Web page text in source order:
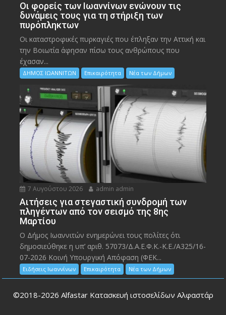
Οι φορείς των Ιωαννίνων ενώνουν τις
δυνάμεις τους για τη στήριξη των
πυρόπληκτων
Οι καταστροφικές πυρκαγιές που έπληξαν την Αττική και
την Bοιωτία άφησαν πίσω τους ανθρώπους που
έχασαν...
ΔΗΜΟΣ ΙΩΑΝΝΙΤΩΝ Επικαιρότητα Νέα των Δήμων
7 Αυγούστου 2026 admin admin
Αιτήσεις για στεγαστική συνδρομή των
πληγέντων από τον σεισμό της 8ης
Μαρτίου
Ο Δήμος Ιωαννιτών ενημερώνει τους πολίτες ότι
δημοσιεύθηκε η υπ’ αριθ. 57073/Δ.Α.Ε.Φ.Κ.-Κ.Ε./Α325/16-
07-2026 Κοινή Υπουργική Απόφαση (ΦΕΚ...
Ειδήσεις Ιωαννίνων Επικαιρότητα Νέα των Δήμων
©2018-2026 Alfastar Κατασκευή ιστοσελίδων Αλφαστάρ